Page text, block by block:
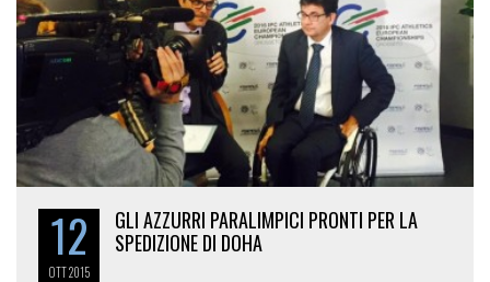
12
OTT2015
GLI AZZURRI PARALIMPICI PRONTI PER LA
SPEDIZIONE DI DOHA